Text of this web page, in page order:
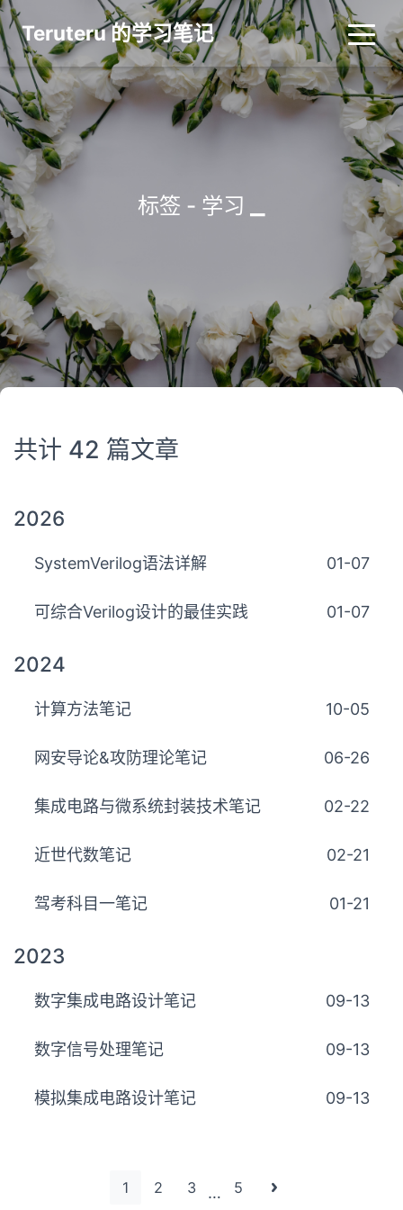
Teruteru 的学习笔记
标签 - 学习
共计 42 篇文章
2026
SystemVerilog语法详解 01-07
可综合Verilog设计的最佳实践 01-07
2024
计算方法笔记 10-05
网安导论&攻防理论笔记 06-26
集成电路与微系统封装技术笔记 02-22
近世代数笔记 02-21
驾考科目一笔记 01-21
2023
数字集成电路设计笔记 09-13
数字信号处理笔记 09-13
模拟集成电路设计笔记 09-13
1 2 3 … 5